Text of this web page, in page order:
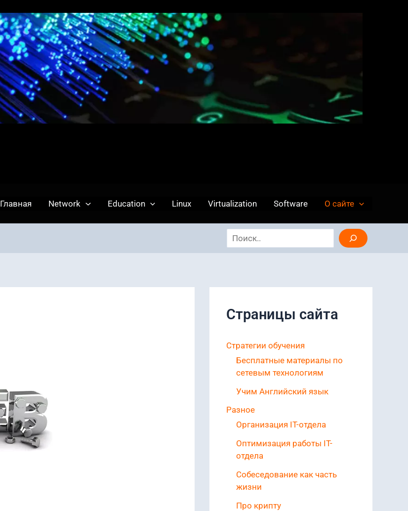
Главная Network Education Linux Virtualization Software О сайте
Search
Страницы сайта
Стратегии обучения
Бесплатные материалы по
сетевым технологиям
Учим Английский язык
Разное
Организация IT-отдела
Оптимизация работы IT-
отдела
Собеседование как часть
жизни
Про крипту